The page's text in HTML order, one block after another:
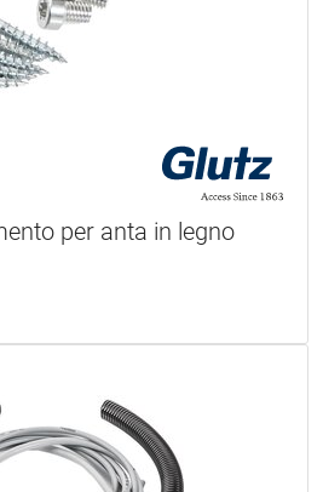
per anta in legno